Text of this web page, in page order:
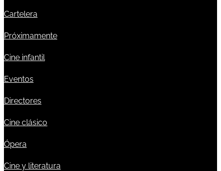
Cartelera
Próximamente
Cine infantil
Eventos
Directores
Cine clásico
Ópera
Cine y literatura